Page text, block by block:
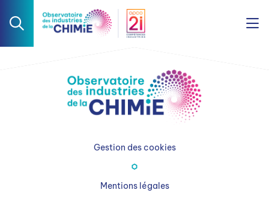
Gestion des cookies
Mentions légales